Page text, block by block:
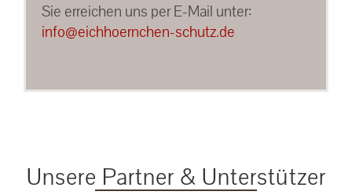
Sie erreichen uns per E-Mail unter:
info@eichhoernchen-schutz.de
Unsere Partner & Unterstützer